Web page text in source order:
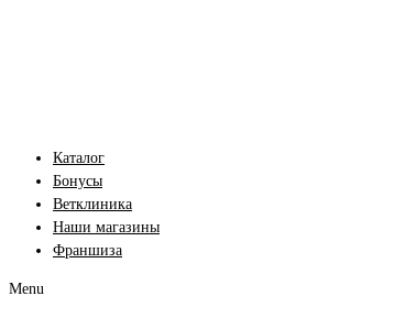
Каталог
Бонусы
Ветклиника
Наши магазины
Франшиза
Menu